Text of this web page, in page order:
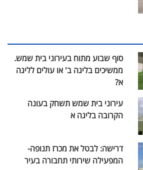
סוף שבוע מתוח בעירוני בית שמש.
ממשיכים בליגה ב' או עולים לליגה
א?
עירוני בית שמש תשחק בעונה
הקרובה בליגה א
דרישה: לבטל את מכרז תנופה-
המפעילה שירותי תחבורה בעיר